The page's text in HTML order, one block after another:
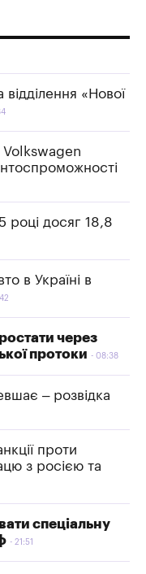
«Нової
Volkswagen
році досяг 18,8
в Україні в
через
протоки
08:38
– розвідка
проти
з росією та
спеціальну
21:51